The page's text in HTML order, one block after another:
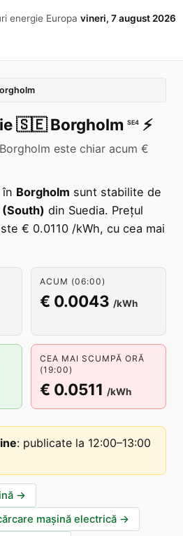
energie Europa vineri, 7 august 2026
🇸🇪 Borgholm SE4 ⚡️
este chiar acum €
Borgholm sunt stabilite de
(South) din Suedia. Prețul
€ 0.0110 /kWh, cu cea mai
ACUM (06:00)
€ 0.0043 /kWh
CEA MAI SCUMPĂ ORĂ
(19:00)
€ 0.0511 /kWh
: publicate la 12:00–13:00
→
mașină electrică →